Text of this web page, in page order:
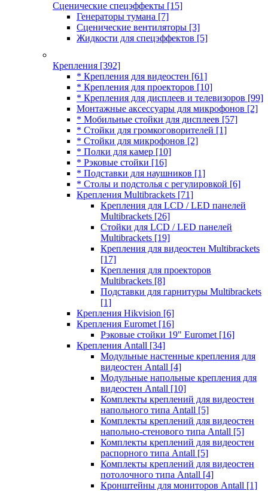
Сценические спецэффекты [15]
Генераторы тумана [7]
Сценические вентиляторы [3]
Жидкости для спецэффектов [5]
Крепления [392]
* Крепления для видеостен [61]
* Крепления для проекторов [10]
* Крепления для дисплеев и телевизоров [99]
Монтажные аксессуары для микрофонов [2]
* Мобильные стойки для дисплеев [57]
* Стойки для громкоговорителей [1]
* Стойки для микрофонов [2]
* Полки для камер [10]
* Рэковые стойки [16]
* Подставки для наушников [1]
* Столы и подстолья с регулировкой [6]
Крепления Multibrackets [71]
Крепления для LCD / LED панелей
Multibrackets [26]
Стойки для LCD / LED панелей
Multibrackets [19]
Крепления для видеостен Multibrackets
[17]
Крепления для проекторов
Multibrackets [8]
Подставки для гарнитуры Multibrackets
[1]
Крепления Hikvision [6]
Крепления Euromet [16]
Рэковые стойки 19" Euromet [16]
Крепления Antall [34]
Модульные настенные крепления для
видеостен Antall [4]
Модульные напольные крепления для
видеостен Antall [10]
Комплекты креплений для видеостен
напольного типа Antall [5]
Комплекты креплений для видеостен
напольно-стенового типа Antall [5]
Комплекты креплений для видеостен
распорного типа Antall [5]
Комплекты креплений для видеостен
потолочного типа Antall [4]
Кронштейны для мониторов Antall [1]